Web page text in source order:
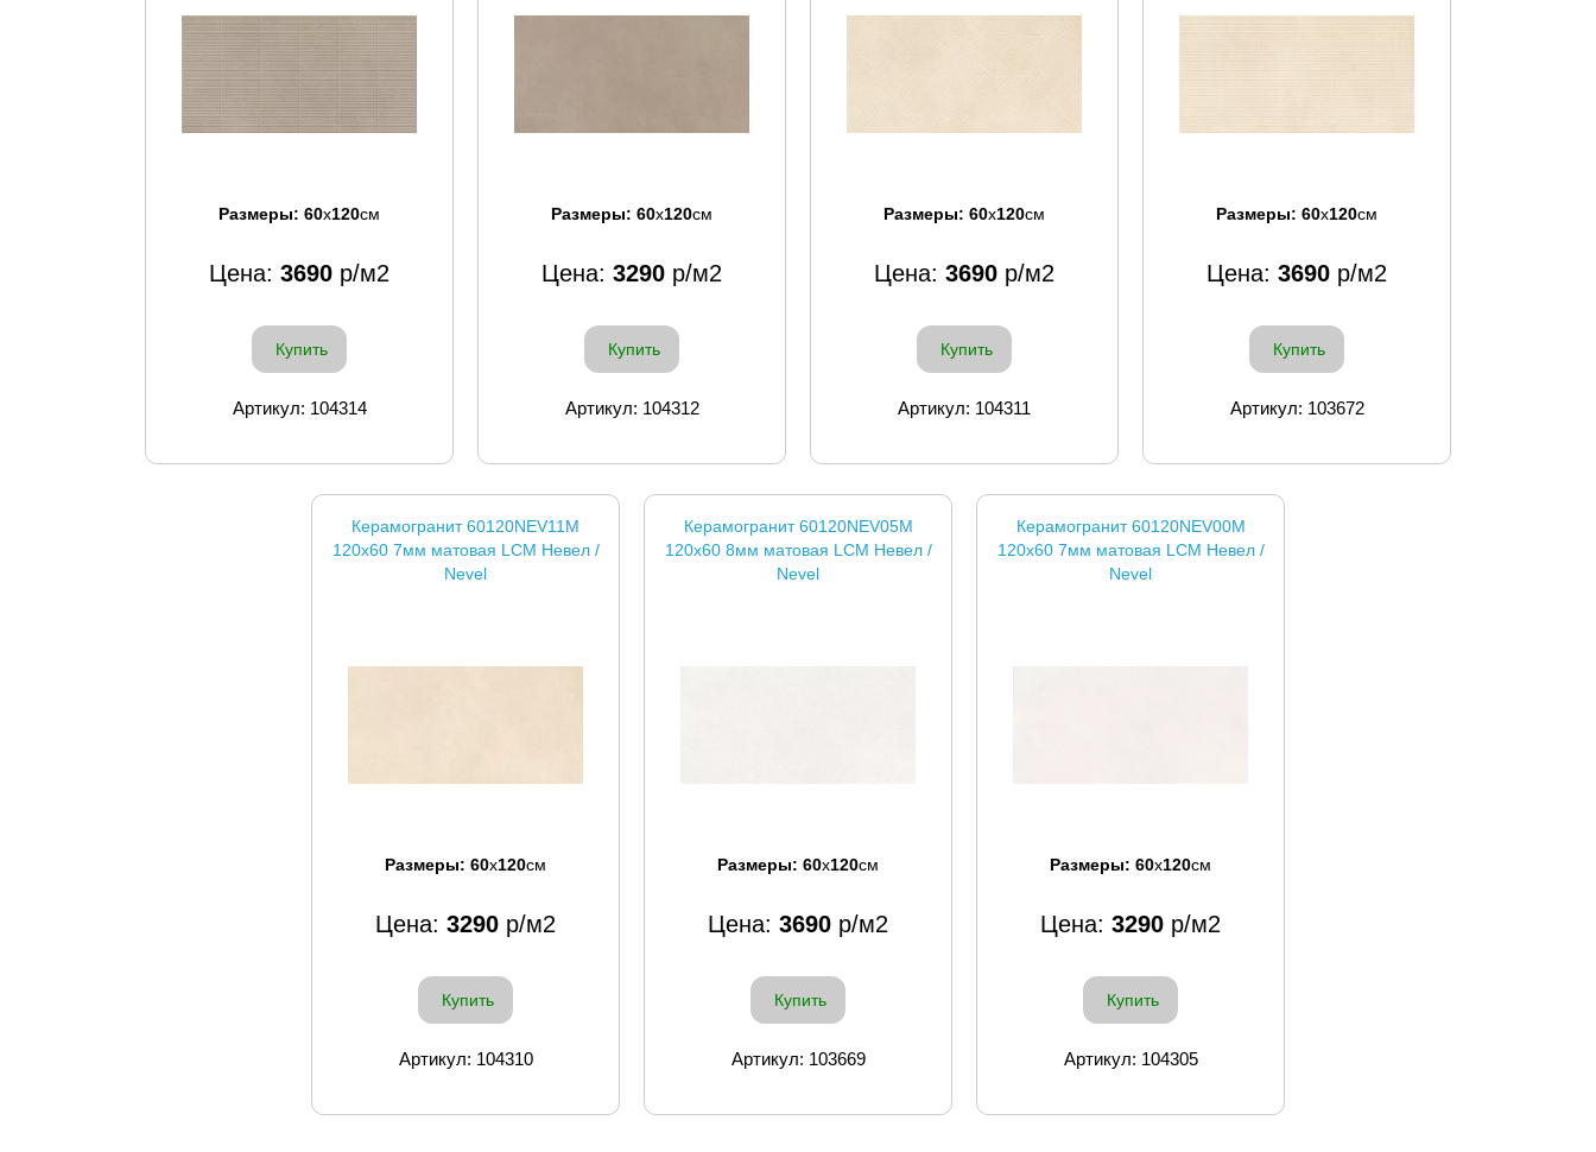
Размеры: 60x120см
Цена: 3690 р/м2
Купить
Артикул: 104314
Размеры: 60x120см
Цена: 3290 р/м2
Купить
Артикул: 104312
Размеры: 60x120см
Цена: 3690 р/м2
Купить
Артикул: 104311
Размеры: 60x120см
Цена: 3690 р/м2
Купить
Артикул: 103672
Керамогранит 60120NEV11M
120x60 7мм матовая LCM Невел /
Nevel
Размеры: 60x120см
Цена: 3290 р/м2
Купить
Артикул: 104310
Керамогранит 60120NEV05M
120x60 8мм матовая LCM Невел /
Nevel
Размеры: 60x120см
Цена: 3690 р/м2
Купить
Артикул: 103669
Керамогранит 60120NEV00M
120x60 7мм матовая LCM Невел /
Nevel
Размеры: 60x120см
Цена: 3290 р/м2
Купить
Артикул: 104305